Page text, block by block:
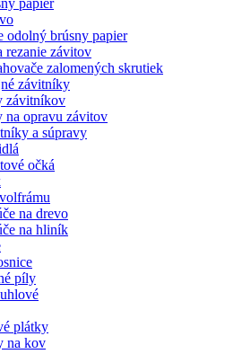
odolný brúsny papier
rezanie závitov
zalomených skrutiek
závitníky
závitníkov
na opravu závitov
a súpravy
očká
na drevo
na hliník
píly
plátky
na kov